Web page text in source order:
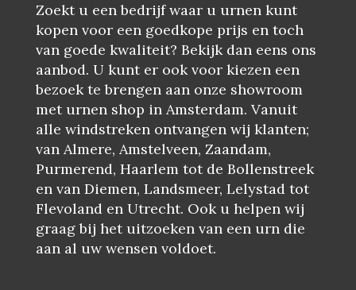
Zoekt u een bedrijf waar u urnen kunt
kopen voor een goedkope prijs en toch
van goede kwaliteit? Bekijk dan eens ons
aanbod. U kunt er ook voor kiezen een
bezoek te brengen aan onze showroom
met urnen shop in Amsterdam. Vanuit
alle windstreken ontvangen wij klanten;
van Almere, Amstelveen, Zaandam,
Purmerend, Haarlem tot de Bollenstreek
en van Diemen, Landsmeer, Lelystad tot
Flevoland en Utrecht. Ook u helpen wij
graag bij het uitzoeken van een urn die
aan al uw wensen voldoet.